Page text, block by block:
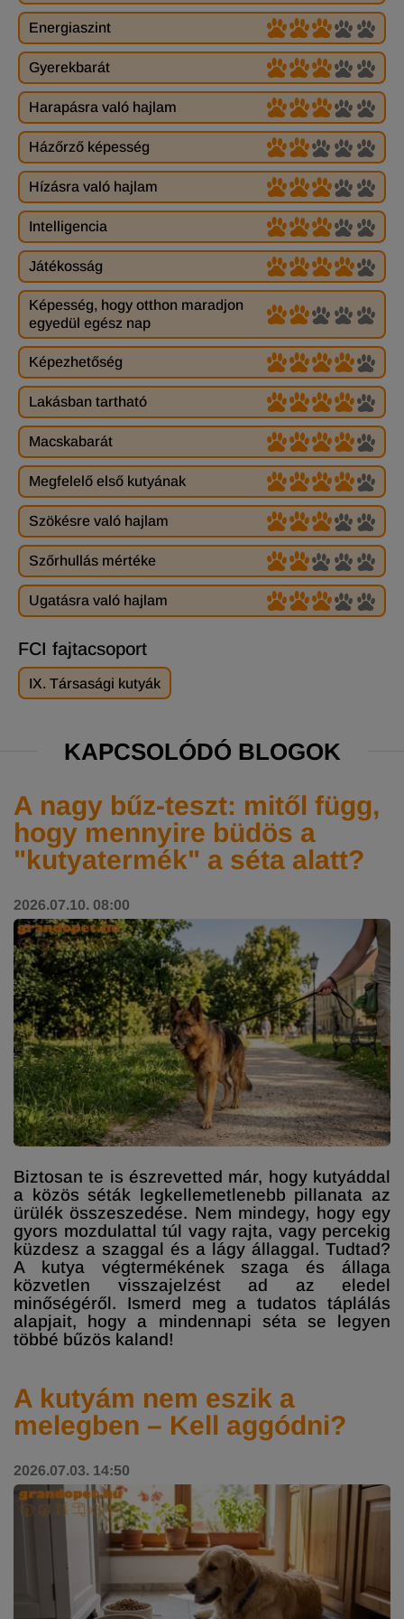
Energiaszint
Gyerekbarát
Harapásra való hajlam
Házőrző képesség
Hízásra való hajlam
Intelligencia
Játékosság
Képesség, hogy otthon maradjon
egyedül egész nap
Képezhetőség
Lakásban tartható
Macskabarát
Megfelelő első kutyának
Szökésre való hajlam
Szőrhullás mértéke
Ugatásra való hajlam
FCI fajtacsoport
IX. Társasági kutyák
KAPCSOLÓDÓ BLOGOK
A nagy bűz-teszt: mitől függ,
hogy mennyire büdös a
"kutyatermék" a séta alatt?
2026.07.10. 08:00
Biztosan te is észrevetted már, hogy kutyáddal
a közös séták legkellemetlenebb pillanata az
ürülék összeszedése. Nem mindegy, hogy egy
gyors mozdulattal túl vagy rajta, vagy percekig
küzdesz a szaggal és a lágy állaggal. Tudtad?
A kutya végtermékének szaga és állaga
közvetlen visszajelzést ad az eledel
minőségéről. Ismerd meg a tudatos táplálás
alapjait, hogy a mindennapi séta se legyen
többé bűzös kaland!
A kutyám nem eszik a
melegben – Kell aggódni?
2026.07.03. 14:50